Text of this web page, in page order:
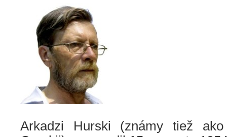
Arkadzi Hurski (známy tiež ako